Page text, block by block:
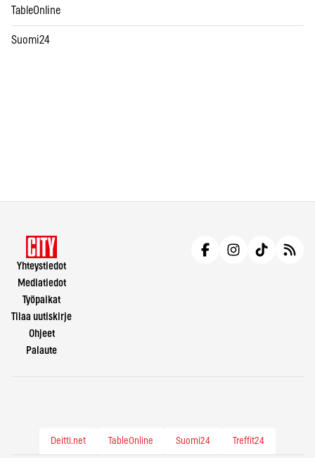
TableOnline
Suomi24
Yhteystiedot
Mediatiedot
Työpaikat
Tilaa uutiskirje
Ohjeet
Palaute
Deitti.net TableOnline Suomi24 Treffit24